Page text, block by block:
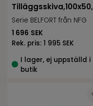
Tilläggsskiva,100x50,
mörkbrun
Serie BELFORT från NFG
1 696 SEK
Rek. pris: 1 995 SEK
I lager, ej uppställd i
butik